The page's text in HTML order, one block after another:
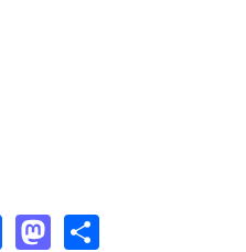
Facebook
Mastodon